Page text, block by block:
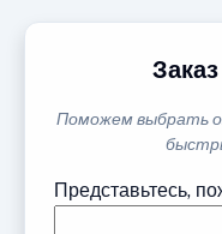
Поможем выбрать
Представьтесь,